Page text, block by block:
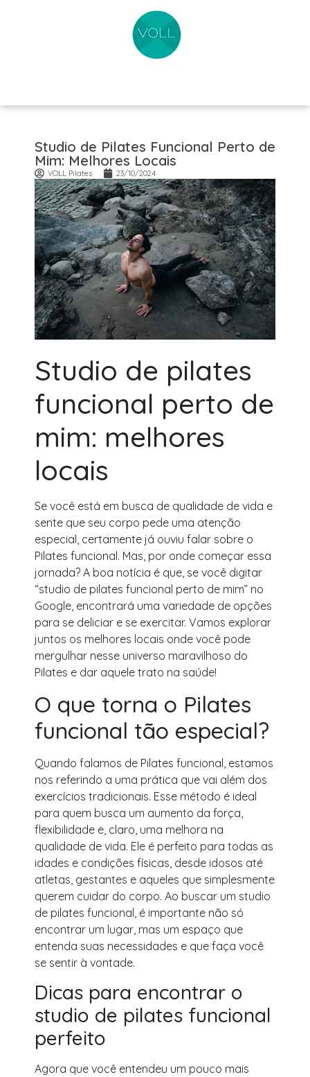
Studio de Pilates Funcional Perto de
Mim: Melhores Locais
VOLL Pilates 23/10/2024
Studio de pilates
funcional perto de
mim: melhores
locais
Se você está em busca de qualidade de vida e
sente que seu corpo pede uma atenção
especial, certamente já ouviu falar sobre o
Pilates funcional. Mas, por onde começar essa
jornada? A boa notícia é que, se você digitar
“studio de pilates funcional perto de mim” no
Google, encontrará uma variedade de opções
para se deliciar e se exercitar. Vamos explorar
juntos os melhores locais onde você pode
mergulhar nesse universo maravilhoso do
Pilates e dar aquele trato na saúde!
O que torna o Pilates
funcional tão especial?
Quando falamos de Pilates funcional, estamos
nos referindo a uma prática que vai além dos
exercícios tradicionais. Esse método é ideal
para quem busca um aumento da força,
flexibilidade e, claro, uma melhora na
qualidade de vida. Ele é perfeito para todas as
idades e condições físicas, desde idosos até
atletas, gestantes e aqueles que simplesmente
querem cuidar do corpo. Ao buscar um studio
de pilates funcional, é importante não só
encontrar um lugar, mas um espaço que
entenda suas necessidades e que faça você
se sentir à vontade.
Dicas para encontrar o
studio de pilates funcional
perfeito
Agora que você entendeu um pouco mais